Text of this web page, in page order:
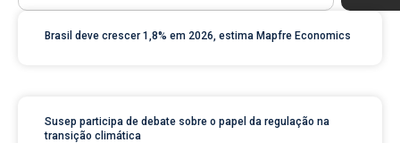
Brasil deve crescer 1,8% em 2026, estima Mapfre Economics
Susep participa de debate sobre o papel da regulação na
transição climática